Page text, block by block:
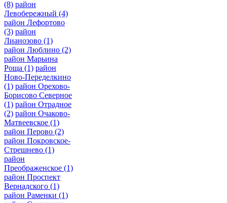
(8) район
Левобережный (4)
район Лефортово
(3) район
Лианозово (1)
район Люблино (2)
район Марьина
Роща (1) район
Ново-Переделкино
(1) район Орехово-
Борисово Северное
(1) район Отрадное
(2) район Очаково-
Матвеевское (1)
район Перово (2)
район Покровское-
Стрешнево (1)
район
Преображенское (1)
район Проспект
Вернадского (1)
район Раменки (1)